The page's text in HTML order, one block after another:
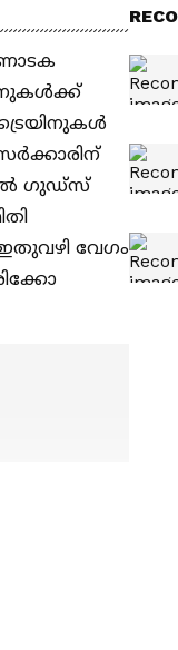
ഗുഡ്സ്
ഇതുവഴി വേഗം